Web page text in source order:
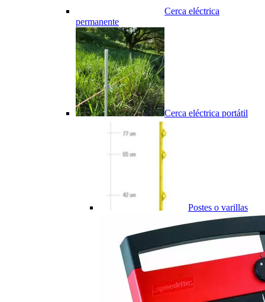
Cerca eléctrica
permanente
Cerca eléctrica portátil
Postes o varillas